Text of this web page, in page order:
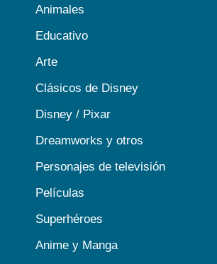
Animales
Educativo
Arte
Clásicos de Disney
Disney / Pixar
Dreamworks y otros
Personajes de televisión
Películas
Superhéroes
Anime y Manga